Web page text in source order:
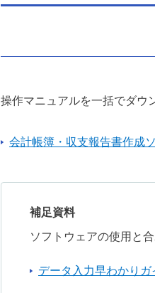
操作マニュアルを一括でダウ
会計帳簿・収支報告書作成
補足資料
ソフトウェアの使用と
データ入力早わかり